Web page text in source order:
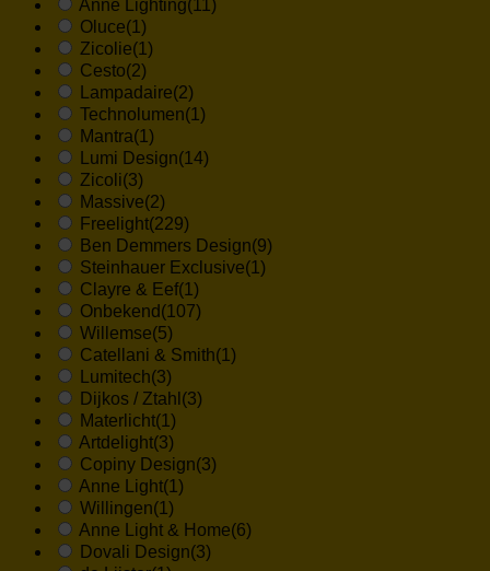
Anne Lighting(11)
Oluce(1)
Zicolie(1)
Cesto(2)
Lampadaire(2)
Technolumen(1)
Mantra(1)
Lumi Design(14)
Zicoli(3)
Massive(2)
Freelight(229)
Ben Demmers Design(9)
Steinhauer Exclusive(1)
Clayre & Eef(1)
Onbekend (107)
Willemse(5)
Catellani & Smith(1)
Lumitech(3)
Dijkos / Ztahl (3)
Materlicht(1)
Artdelight(3)
Copiny Design(3)
Anne Light(1)
Willingen(1)
Anne Light & Home(6)
Dovali Design(3)